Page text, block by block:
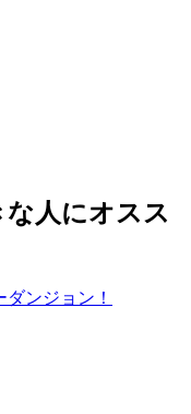
人にオスス